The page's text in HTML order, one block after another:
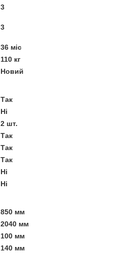
3
3
36 міс
110 кг
Новий
Так
Ні
2 шт.
Так
Так
Так
Ні
Ні
850 мм
2040 мм
100 мм
140 мм